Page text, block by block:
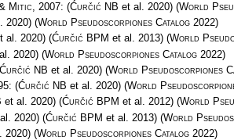
Mitic , 2007: (Ćurčić NB et al. 2020) (World
2020) (World Pseudoscorpiones Catalog2022)
al. 2020) (Ćurčić BPM et al. 2013) (World
2020) (World Pseudoscorpiones Catalog2022)
NB et al. 2020) (World Pseudoscorpiones
(Ćurčić NB et al. 2020) (World
et al. 2020) (Ćurčić BPM et al. 2012) (World
2020) (Ćurčić BPM et al. 2013) (World
2020) (World Pseudoscorpiones Catalog2022)